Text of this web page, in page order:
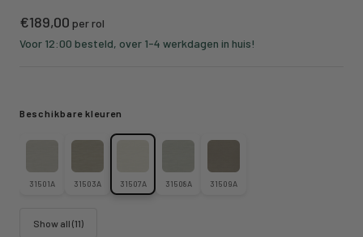
Kortings
prijs
€189,00 per rol
Voor 12:00 besteld, over 1-4 werkdagen in huis!
Beschikbare kleuren
31501A 31503A 31507A 31508A 31509A
Show all (11)